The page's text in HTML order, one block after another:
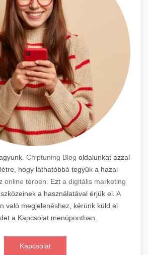
Chiptuning Blog oldalunkat azzal
hogy láthatóbbá tegyük a hazai
online térben . Ezt a digitális marketing
a használatával érjük el. A
való megjelenéshez, kérünk küld el
a Kapcsolat menüpontban.
Kapcsolat